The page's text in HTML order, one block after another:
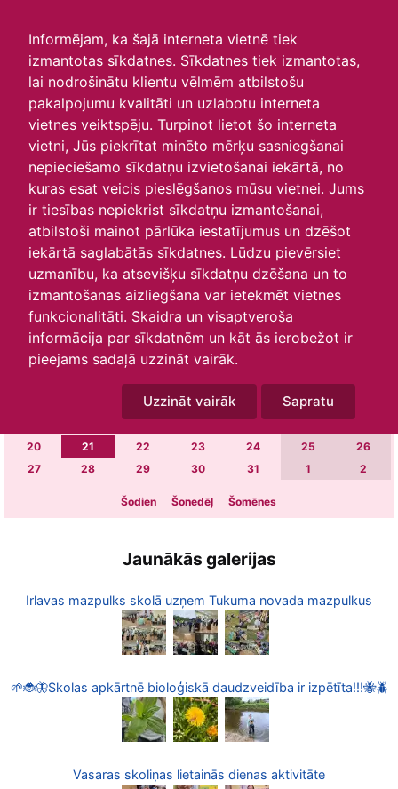
Informējam, ka šajā interneta vietnē tiek
izmantotas sīkdatnes. Sīkdatnes tiek izmantotas,
lai nodrošinātu klientu vēlmēm atbilstošu
pakalpojumu kvalitāti un uzlabotu interneta
vietnes veiktspēju. Turpinot lietot šo interneta
vietni, Jūs piekrītat minēto mērķu sasniegšanai
nepieciešamo sīkdatņu izvietošanai iekārtā, no
kuras esat veicis pieslēgšanos mūsu vietnei. Jums
ir tiesības nepiekrist sīkdatņu izmantošanai,
atbilstoši mainot pārlūka iestatījumus un dzēšot
iekārtā saglabātās sīkdatnes. Lūdzu pievērsiet
uzmanību, ka atsevišķu sīkdatņu dzēšana un to
izmantošanas aizliegšana var ietekmēt vietnes
funkcionalitāti. Skaidra un visaptveroša
informācija par sīkdatnēm un kāt ās ierobežot ir
pieejams sadaļā uzzināt vairāk.
Uzzināt vairāk Sapratu
Skats :
Aktuālie
Šodien Šonedēļ
Šomēnes
Arhīvs
O T S
8 9 11
15 16 17 18
20
21 22 23 24 25
26
27
28 29 30 31 1 2
Šodien Šonedēļ Šomēnes
Jaunākās galerijas
Irlavas mazpulks skolā uzņem Tukuma novada mazpulkus
🌱🐞🦋Skolas apkārtnē bioloģiskā daudzveidība ir izpētīta!!!🐝🪲
Vasaras skoliņas lietainās dienas aktivitāte